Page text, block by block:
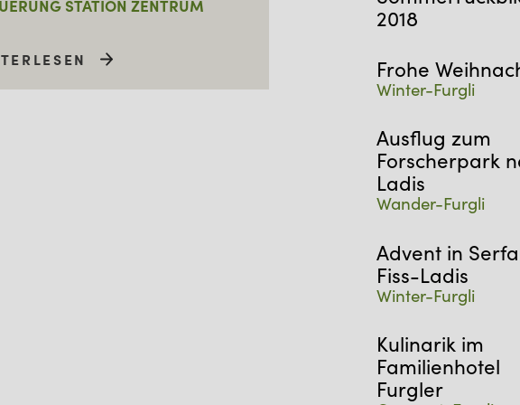
STATION ZENTRUM
2018
Frohe
Winter-Furgli
Ausflug zum
Forscherpark
Ladis
Wander-Furgli
Advent in
Fiss-Ladis
Winter-Furgli
Kulinarik im
Familienhotel
Furgler